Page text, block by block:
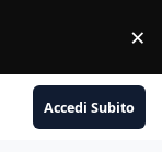
×
Accedi Subito